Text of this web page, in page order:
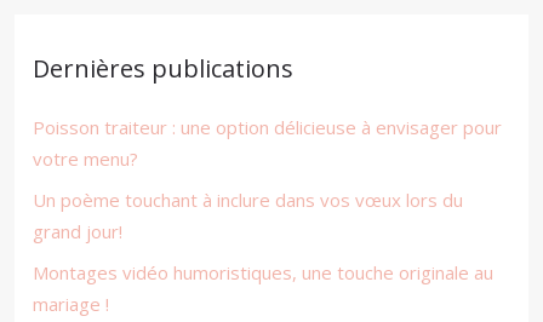
Dernières publications
Poisson traiteur : une option délicieuse à envisager pour
votre menu?
Un poème touchant à inclure dans vos vœux lors du
grand jour!
Montages vidéo humoristiques, une touche originale au
mariage !